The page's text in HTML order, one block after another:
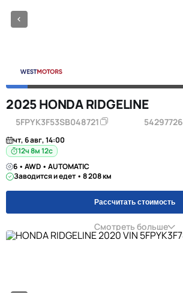
2025 HONDA RIDGELINE
5FPYK3F53SB048721 54297726
чт, 6 авг, 14:00
12ч 8м 11с
6 • AWD • AUTOMATIC
Заводится и едет • 8 208 км
Рассчитать стоимость
Смотреть больше